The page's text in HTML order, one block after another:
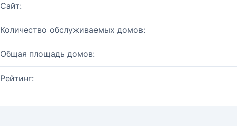
Сайт:
Количество обслуживаемых домов:
Общая площадь домов:
Рейтинг: